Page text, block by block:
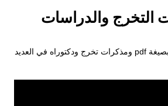
التخرج والدراسات
تحميل رسائل ماجستير بصيغة pdf ومذكرات تخرج ودكتوراه في العديد